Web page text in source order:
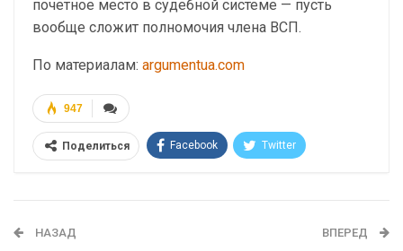
почетное место в судебной системе — пусть
вообще сложит полномочия члена ВСП.
По материалам: argumentua.com
947
Поделиться Facebook Twitter
НАЗАД ВПЕРЕД